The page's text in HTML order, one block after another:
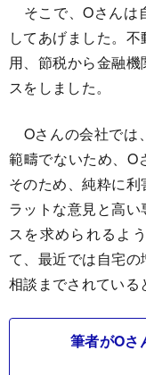
そこで、Oさんは
してあげました。
用、節税から金融
スをしました。
Oさんの会社では
範疇でないため、O
そのため、純粋に
ラットな意見と高
スを求められるよ
て、最近では自宅
相談までされている
筆者がOさ